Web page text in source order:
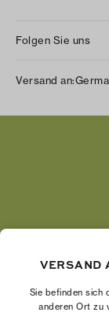
Folgen Sie uns
Twitter
Versand an:
Die
VERSAND
Sie befinden sich
anderen Ort zu